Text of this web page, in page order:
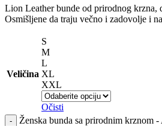
Lion Leather bunde od prirodnog krzna,
Osmišljene da traju večno i zadovolje i
Veličina
S
M
L
XL
XXL
Očisti
Ženska bunda sa prirodnim krznom